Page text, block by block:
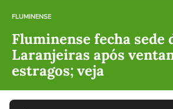
FLUMINENSE
Fluminense fecha sede
Laranjeiras após
estragos; veja